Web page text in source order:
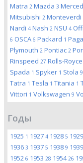
Matra 2 Mazda 3
Mitsubishi 2 Monteverdi
Nardi 4 Nash 2 NSU 4
6 OSCA 6 Packard 1
Plymouth 2 Pontiac 2
Rinspeed 27 Rolls-Royce
Spada 1 Spyker 1 Stola 9
Tatra 1 Tesla 1 Titania 1
Vittori 1 Volkswagen 9
Годы
1925 1 1927 4 1928 5 1929
1936 3 1937 5 1938 9 1939
1952 6 1953 28 195426